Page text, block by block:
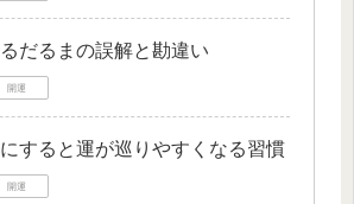
だるまの誤解と勘違い
開運
すると運が巡りやすくなる習慣
開運